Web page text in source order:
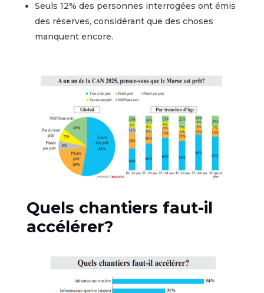
Seuls 12% des personnes interrogées ont émis
des réserves, considérant que des choses
manquent encore.
Quels chantiers faut-il
accélérer?